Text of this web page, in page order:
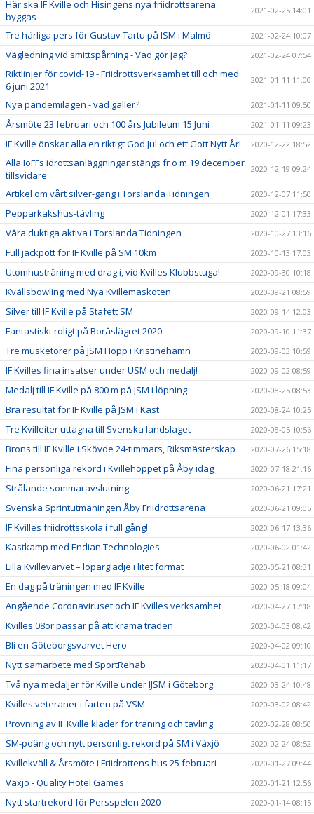
Här ska IF Kville och Hisingens nya friidrottsarena
byggas
2021-02-25 14:01
Tre härliga pers för Gustav Tartu på ISM i Malmö 2021-02-24 10:07
Vägledning vid smittspårning - Vad gör jag? 2021-02-24 07:54
Riktlinjer för covid-19 - Friidrottsverksamhet till och med
6 juni 2021
2021-01-11 11:00
Nya pandemilagen - vad gäller? 2021-01-11 09:50
Årsmöte 23 februari och 100 års Jubileum 15 Juni 2021-01-11 09:23
IF Kville önskar alla en riktigt God Jul och ett Gott Nytt År! 2020-12-22 18:52
Alla IoFFs idrottsanläggningar stängs fr o m 19 december
tillsvidare
2020-12-19 09:24
Artikel om vårt silver-gäng i Torslanda Tidningen 2020-12-07 11:50
Pepparkakshus-tävling 2020-12-01 17:33
Våra duktiga aktiva i Torslanda Tidningen 2020-10-27 13:16
Full jackpott för IF Kville på SM 10km 2020-10-13 17:03
Utomhusträning med drag i, vid Kvilles Klubbstuga! 2020-09-30 10:18
Kvällsbowling med Nya Kvillemaskoten 2020-09-21 08:59
Silver till IF Kville på Stafett SM 2020-09-14 12:03
Fantastiskt roligt på Boråslägret 2020 2020-09-10 11:37
Tre musketörer på JSM Hopp i Kristinehamn 2020-09-03 10:59
IF Kvilles fina insatser under USM och medalj! 2020-09-02 08:59
Medalj till IF Kville på 800 m på JSM i löpning 2020-08-25 08:53
Bra resultat för IF Kville på JSM i Kast 2020-08-24 10:25
Tre Kvilleiter uttagna till Svenska landslaget 2020-08-05 10:56
Brons till IF Kville i Skövde 24-timmars, Riksmästerskap 2020-07-26 15:18
Fina personliga rekord i Kvillehoppet på Åby idag 2020-07-18 21:16
Strålande sommaravslutning 2020-06-21 17:21
Svenska Sprintutmaningen Åby Friidrottsarena 2020-06-21 09:05
IF Kvilles friidrottsskola i full gång! 2020-06-17 13:36
Kastkamp med Endian Technologies 2020-06-02 01:42
Lilla Kvillevarvet – löparglädje i litet format 2020-05-21 08:31
En dag på träningen med IF Kville 2020-05-18 09:04
Angående Coronaviruset och IF Kvilles verksamhet 2020-04-27 17:18
Kvilles 08or passar på att krama träden 2020-04-03 08:42
Bli en Göteborgsvarvet Hero 2020-04-02 09:10
Nytt samarbete med SportRehab 2020-04-01 11:17
Två nya medaljer för Kville under IJSM i Göteborg. 2020-03-24 10:48
Kvilles veteraner i farten på VSM 2020-03-02 08:42
Provning av IF Kville kläder för träning och tävling 2020-02-28 08:50
SM-poäng och nytt personligt rekord på SM i Växjö 2020-02-24 08:52
Kvillekväll & Årsmöte i Friidrottens hus 25 februari 2020-01-27 09:44
Växjö - Quality Hotel Games 2020-01-21 12:56
Nytt startrekord för Persspelen 2020 2020-01-14 08:15